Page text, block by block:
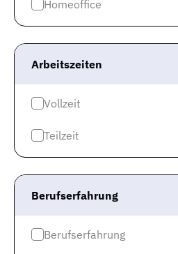
Homeoffice
Arbeitszeiten
Vollzeit
Teilzeit
Berufserfahrung
Berufserfahrung